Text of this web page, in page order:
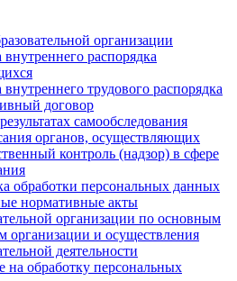
организации
распорядка
трудового распорядка
договор
самообследования
органов, осуществляющих
контроль (надзор) в сфере
обработки персональных данных
нормативные акты
организации по основным
организации и осуществления
деятельности
на обработку персональных